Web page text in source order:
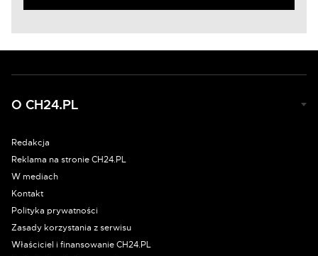
O CH24.PL
Redakcja
Reklama na stronie CH24.PL
W mediach
Kontakt
Polityka prywatności
Zasady korzystania z serwisu
Właściciel i finansowanie CH24.PL